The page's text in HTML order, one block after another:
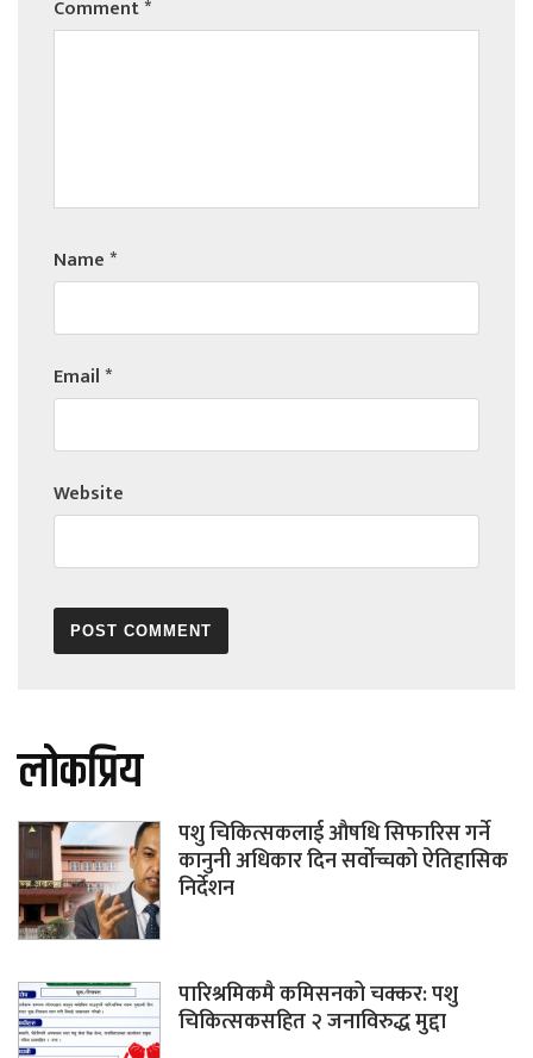
Comment*
Name*
Email*
Website
लोकप्रिय
पशु चिकित्सकलाई औषधि सिफारिस गर्ने
कानुनी अधिकार दिन सर्वोच्चको ऐतिहासिक
निर्देशन
पारिश्रमिकमै कमिसनको चक्कर: पशु
चिकित्सकसहित २ जनाविरुद्ध मुद्दा